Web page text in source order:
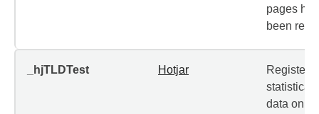
pages
been
_hjTLDTest Hotjar
Registers
statistical
data on